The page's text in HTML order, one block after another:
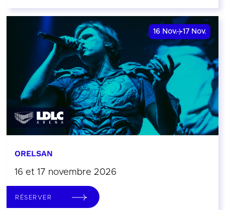
16 Nov. 17 Nov.
ORELSAN
16 et 17 novembre 2026
RÉSERVER